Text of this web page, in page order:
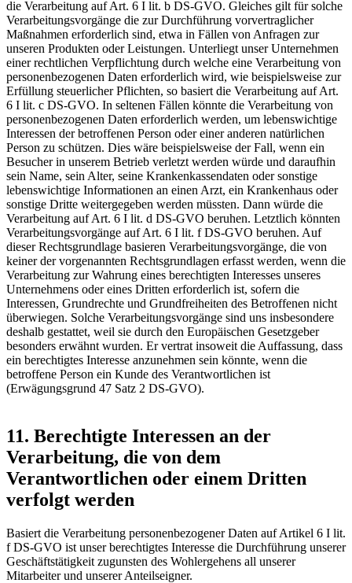
die Verarbeitung auf Art. 6 I lit. b DS-GVO. Gleiches gilt für solche
Verarbeitungsvorgänge die zur Durchführung vorvertraglicher
Maßnahmen erforderlich sind, etwa in Fällen von Anfragen zur
unseren Produkten oder Leistungen. Unterliegt unser Unternehmen
einer rechtlichen Verpflichtung durch welche eine Verarbeitung von
personenbezogenen Daten erforderlich wird, wie beispielsweise zur
Erfüllung steuerlicher Pflichten, so basiert die Verarbeitung auf Art.
6 I lit. c DS-GVO. In seltenen Fällen könnte die Verarbeitung von
personenbezogenen Daten erforderlich werden, um lebenswichtige
Interessen der betroffenen Person oder einer anderen natürlichen
Person zu schützen. Dies wäre beispielsweise der Fall, wenn ein
Besucher in unserem Betrieb verletzt werden würde und daraufhin
sein Name, sein Alter, seine Krankenkassendaten oder sonstige
lebenswichtige Informationen an einen Arzt, ein Krankenhaus oder
sonstige Dritte weitergegeben werden müssten. Dann würde die
Verarbeitung auf Art. 6 I lit. d DS-GVO beruhen. Letztlich könnten
Verarbeitungsvorgänge auf Art. 6 I lit. f DS-GVO beruhen. Auf
dieser Rechtsgrundlage basieren Verarbeitungsvorgänge, die von
keiner der vorgenannten Rechtsgrundlagen erfasst werden, wenn die
Verarbeitung zur Wahrung eines berechtigten Interesses unseres
Unternehmens oder eines Dritten erforderlich ist, sofern die
Interessen, Grundrechte und Grundfreiheiten des Betroffenen nicht
überwiegen. Solche Verarbeitungsvorgänge sind uns insbesondere
deshalb gestattet, weil sie durch den Europäischen Gesetzgeber
besonders erwähnt wurden. Er vertrat insoweit die Auffassung, dass
ein berechtigtes Interesse anzunehmen sein könnte, wenn die
betroffene Person ein Kunde des Verantwortlichen ist
(Erwägungsgrund 47 Satz 2 DS-GVO).
11. Berechtigte Interessen an der
Verarbeitung, die von dem
Verantwortlichen oder einem Dritten
verfolgt werden
Basiert die Verarbeitung personenbezogener Daten auf Artikel 6 I lit.
f DS-GVO ist unser berechtigtes Interesse die Durchführung unserer
Geschäftstätigkeit zugunsten des Wohlergehens all unserer
Mitarbeiter und unserer Anteilseigner.